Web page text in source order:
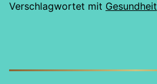
Verschlagwortet mit Gesundheit